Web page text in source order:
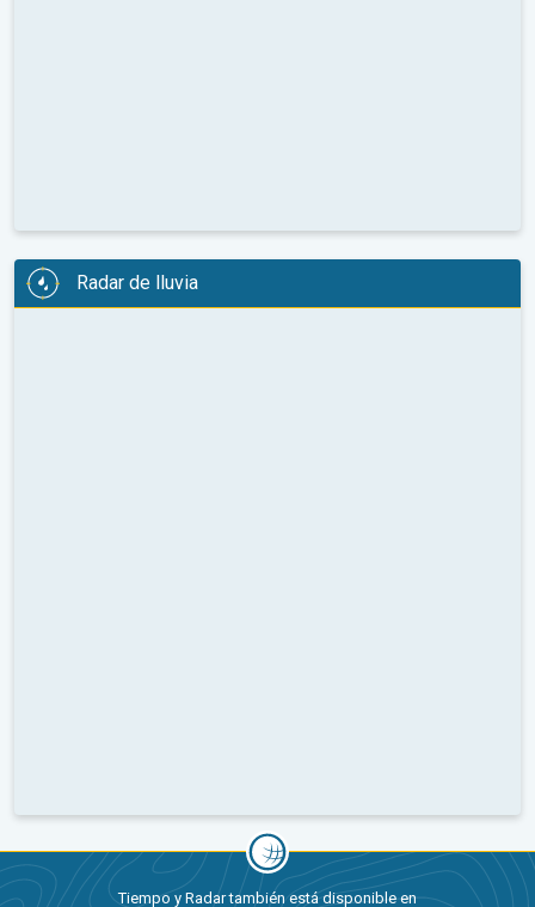
Radar de lluvia
Tiempo y Radar también está disponible en